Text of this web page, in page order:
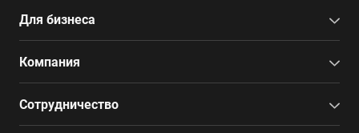
Для бизнеса
Компания
Сотрудничество